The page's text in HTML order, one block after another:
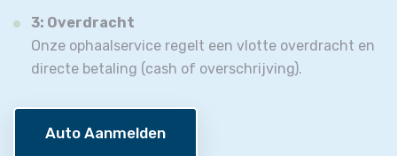
3: Overdracht
Onze ophaalservice regelt een vlotte overdracht en
directe betaling (cash of overschrijving).
Auto Aanmelden